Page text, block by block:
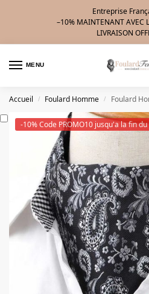
Entreprise
–10% MAINTENANT AVEC
LIVRAISON
MENU
Accueil / Foulard Homme / Foulard
-10% Code PROMO10 jusqu'a la fin